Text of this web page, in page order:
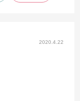
2020.4.22